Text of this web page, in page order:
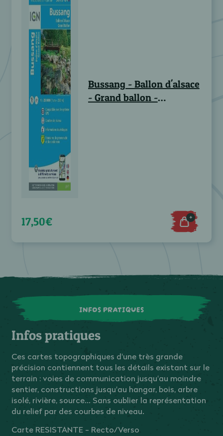
Bussang - Ballon d'alsace
- Grand ballon -
17,50€ +
INFOS PRATIQUES
Infos pratiques
Ces cartes topographiques d'une très grande
précision contiennent tous les détails existant sur le
terrain : voies de communication jusqu'au moindre
sentier, constructions jusqu'au hangar, bois, arbre
isolé, rivière, source... Sans oublier la représentation
du relief par des courbes de niveau.
Carte RESISTANTE - Recto/Verso